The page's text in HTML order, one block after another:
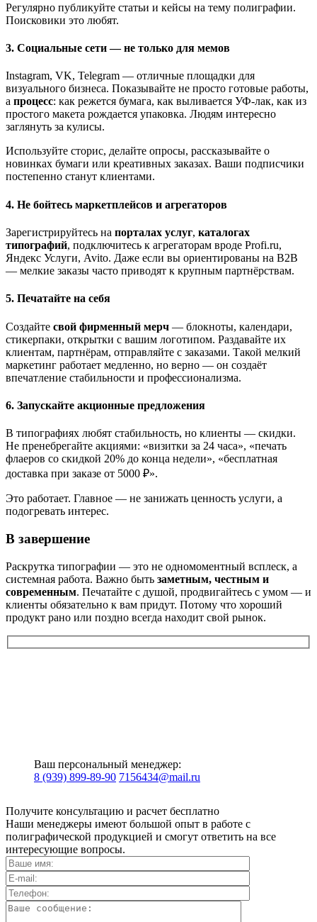
Регулярно публикуйте статьи и кейсы на тему полиграфии.
Поисковики это любят.
3. Социальные сети — не только для мемов
Instagram, VK, Telegram — отличные площадки для
визуального бизнеса. Показывайте не просто готовые работы,
а процесс: как режется бумага, как выливается УФ-лак, как из
простого макета рождается упаковка. Людям интересно
заглянуть за кулисы.
Используйте сторис, делайте опросы, рассказывайте о
новинках бумаги или креативных заказах. Ваши подписчики
постепенно станут клиентами.
4. Не бойтесь маркетплейсов и агрегаторов
Зарегистрируйтесь на порталах услуг, каталогах
типографий, подключитесь к агрегаторам вроде Profi.ru,
Яндекс Услуги, Avito. Даже если вы ориентированы на B2B
— мелкие заказы часто приводят к крупным партнёрствам.
5. Печатайте на себя
Создайте свой фирменный мерч — блокноты, календари,
стикерпаки, открытки с вашим логотипом. Раздавайте их
клиентам, партнёрам, отправляйте с заказами. Такой мелкий
маркетинг работает медленно, но верно — он создаёт
впечатление стабильности и профессионализма.
6. Запускайте акционные предложения
В типографиях любят стабильность, но клиенты — скидки.
Не пренебрегайте акциями: «визитки за 24 часа», «печать
флаеров со скидкой 20% до конца недели», «бесплатная
доставка при заказе от 5000 ₽».
Это работает. Главное — не занижать ценность услуги, а
подогревать интерес.
В завершение
Раскрутка типографии — это не одномоментный всплеск, а
системная работа. Важно быть заметным, честным и
современным. Печатайте с душой, продвигайтесь с умом — и
клиенты обязательно к вам придут. Потому что хороший
продукт рано или поздно всегда находит свой рынок.
Ваш персональный менеджер:
8 (939) 899-89-90 7156434@mail.ru
Получите консультацию и расчет бесплатно
Наши менеджеры имеют большой опыт в работе с
полиграфической продукцией и смогут ответить на все
интересующие вопросы.